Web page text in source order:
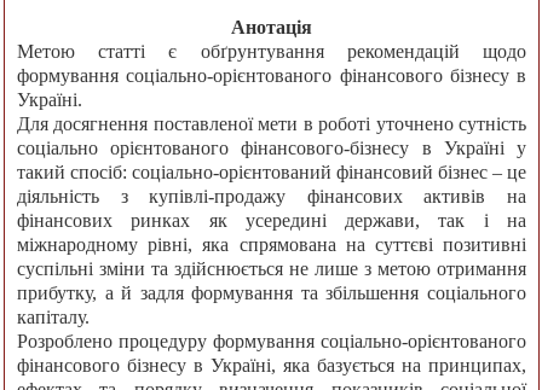
Анотація
Метою статті є обґрунтування рекомендацій щодо
формування соціально-орієнтованого фінансового бізнесу в
Україні.
Для досягнення поставленої мети в роботі уточнено сутність
соціально орієнтованого фінансового-бізнесу в Україні у
такий спосіб: соціально-орієнтований фінансовий бізнес – це
діяльність з купівлі-продажу фінансових активів на
фінансових ринках як усередині держави, так і на
міжнародному рівні, яка спрямована на суттєві позитивні
суспільні зміни та здійснюється не лише з метою отримання
прибутку, а й задля формування та збільшення соціального
капіталу.
Розроблено процедуру формування соціально-орієнтованого
фінансового бізнесу в Україні, яка базується на принципах,